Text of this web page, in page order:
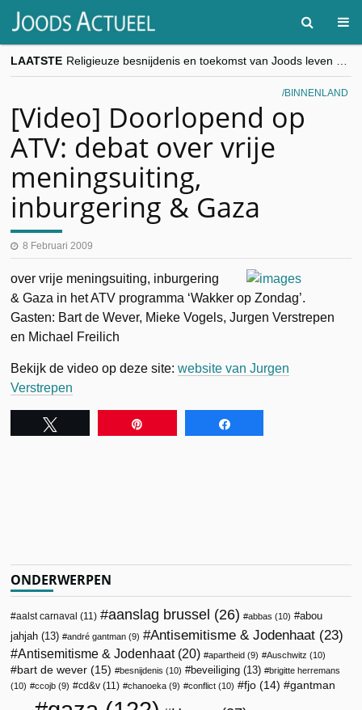
LAATSTE
“Besnijdenisdebat toont hoe moeilijk seculiere Westen minderheden begrijpt”, Jinnih Beels (Vooruit)
CITYTRIP | ROEMENIË – Boekarest: de verrassing van Oost-Europa
BINNENLAND
[Video] Doorlopend op
ATV: debat over vrije
meningsuiting,
inburgering & Gaza
8 Februari 2009
over vrije meningsuiting, inburgering
& Gaza in het ATV programma ‘Wakker op Zondag’.
Gasten: Bart de Wever, Mieke Vogels, Jurgen Verstrepen
en Michael Freilich
Bekijk de video op deze site:website van Jurgen
Verstrepen
ONDERWERPEN
aalst carnaval (11) aanslag brussel (26) abbas (10)
abou
jahjah (13) andré gantman (9) Antisemitisme & Jodenhaat (23)
Antisemitisme & Jodenhaat(20) apartheid (9) Auschwitz (10)
bart de wever (15) besnijdenis (10) beveiliging (13)
brigitte herremans
(10)
ccojb (9) cd&v (11) chanoeka (9) conflict (10) fjo (14) gantman